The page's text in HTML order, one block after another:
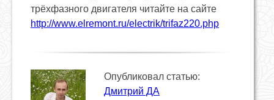
трёхфазного двигателя читайте на сайте
http://www.elremont.ru/electrik/trifaz220.php
Опубликовал статью:
Дмитрий ДА